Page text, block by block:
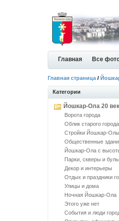
Главная Все
Главная страница /
Категории
Йошкар-Ола 20
Ворота города
Облик старого города
Стройки Йошкар-Олы
Общественные
Йошкар-Ола с
Парки, скверы и
Декор и интерьеры
Отдых и праздники
Улицы и дома
Ночная Йошкар-Ола
Этого уже нет
События и люди